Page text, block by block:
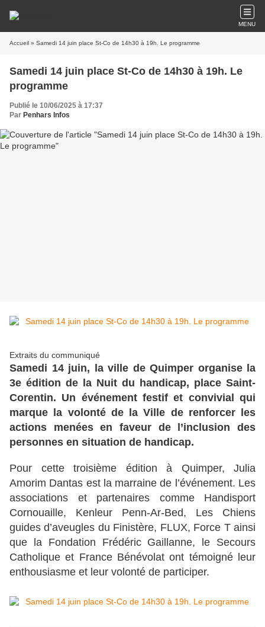
MENU
Accueil » Samedi 14 juin place St-Co de 14h30 à 19h. Le programme
Samedi 14 juin place St-Co de 14h30 à 19h. Le
programme
Publié le 10/06/2025 à 17:37
Par Penhars Infos
Extraits du communiqué
Samedi 14 juin, la ville de Quimper organise la
3e édition de la Nuit du handicap, place Saint-
Corentin. Un événement festif et convivial qui
marque la volonté de la Ville de renforcer les
actions menées en faveur de l’inclusion des
personnes en situation de handicap.
Pour cette troisième édition à Quimper, Julia
Amorim Dantas est la marraine de l’événement. Les
associations et partenaires comme Handisport
Cornouaille, Kenleur Penn-Ar-Bed, Les Chiens
guides d’aveugles du Finistère, FLUX, Force T ainsi
que la Fondation Frédéric Gaillanne, le Secours
Catholique et France Bénévolat ont témoigné leur
enthousiasme et leur volonté de participer.